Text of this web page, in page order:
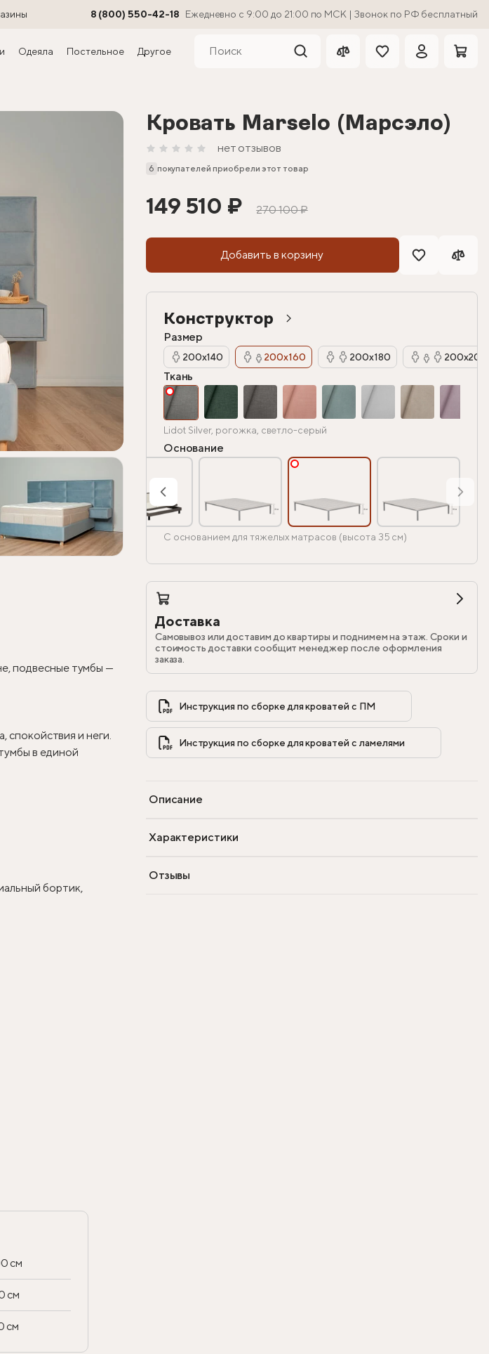
8 (800) 550-42-18 Ежедневно с 9:00 до 21:00 по МСК | Звонок по РФ бесплатный
Одеяла Постельное Другое
подвесные тумбы —
спокойствия и неги.
в единой
бортик,
см
см
см
Кровать Marselo (Марсэло)
нет отзывов
6 покупателей приобрели этот товар
149 510 ₽ 270 100 ₽
Добавить в корзину
Конструктор
Размер
200х140 200х160 200х180 200х200
Ткань
Lidot Silver, рогожка, светло-серый
Основание
С основанием для тяжелых матрасов (высота 35 см)
Доставка
Самовывоз или доставим до квартиры и поднимем на этаж. Сроки и
стоимость доставки сообщит менеджер после оформления
заказа.
Инструкция по сборке для кроватей с ПМ
Инструкция по сборке для кроватей с ламелями
Описание
Характеристики
Отзывы